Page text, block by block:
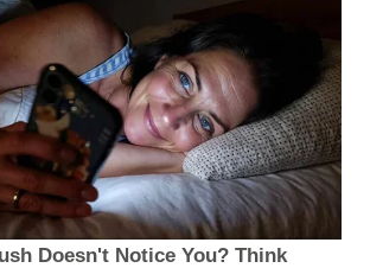
Doesn't Notice You? Think